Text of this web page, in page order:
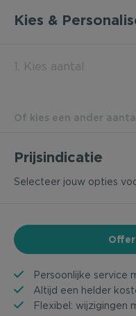
Kies &
1. Kies aantal
Of kies een ander
Prijsindicatie
Selecteer jouw opties
Persoonlijke service
Altijd een helder
Flexibel: wijzigingen